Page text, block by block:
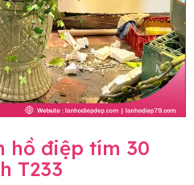
hồ điệp tím 30
T233